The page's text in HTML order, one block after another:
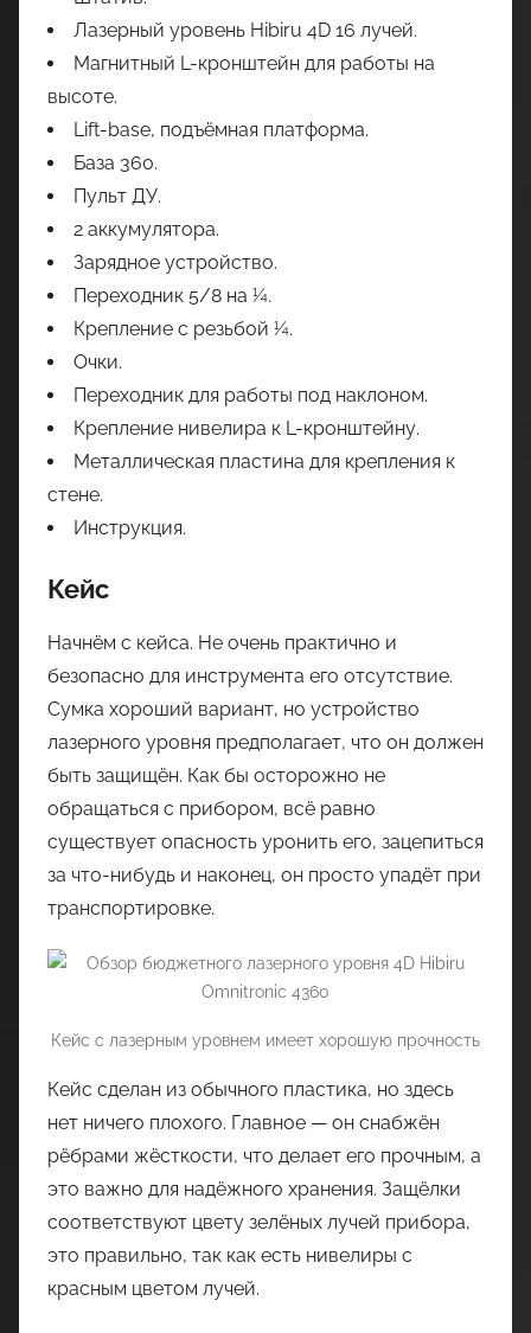
Лазерный уровень Hibiru 4D 16 лучей.
Магнитный L-кронштейн для работы на
высоте.
Lift-base, подъёмная платформа.
База 360.
Пульт ДУ.
2 аккумулятора.
Зарядное устройство.
Переходник 5/8 на ¼.
Крепление с резьбой ¼.
Очки.
Переходник для работы под наклоном.
Крепление нивелира к L-кронштейну.
Металлическая пластина для крепления к
стене.
Инструкция.
Кейс
Начнём с кейса. Не очень практично и
безопасно для инструмента его отсутствие.
Сумка хороший вариант, но устройство
лазерного уровня предполагает, что он должен
быть защищён. Как бы осторожно не
обращаться с прибором, всё равно
существует опасность уронить его, зацепиться
за что-нибудь и наконец, он просто упадёт при
транспортировке.
Кейс с лазерным уровнем имеет хорошую прочность
Кейс сделан из обычного пластика, но здесь
нет ничего плохого. Главное — он снабжён
рёбрами жёсткости, что делает его прочным, а
это важно для надёжного хранения. Защёлки
соответствуют цвету зелёных лучей прибора,
это правильно, так как есть нивелиры с
красным цветом лучей.